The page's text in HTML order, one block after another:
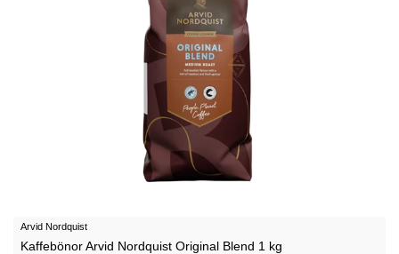
Arvid Nordquist
Kaffebönor Arvid Nordquist Original Blend 1 kg